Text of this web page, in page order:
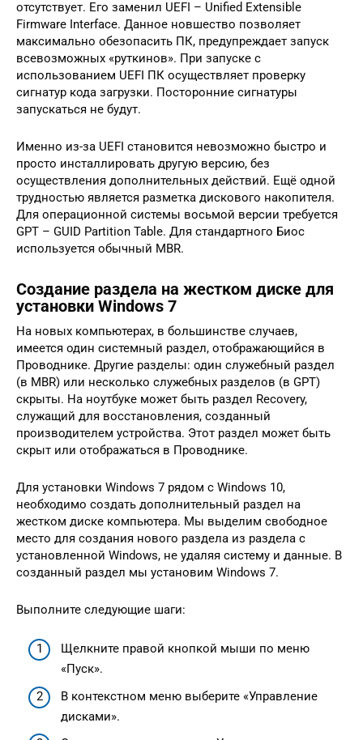
отсутствует. Его заменил UEFI – Unified Extensible
Firmware Interface. Данное новшество позволяет
максимально обезопасить ПК, предупреждает запуск
всевозможных «руткинов». При запуске с
использованием UEFI ПК осуществляет проверку
сигнатур кода загрузки. Посторонние сигнатуры
запускаться не будут.
Именно из-за UEFI становится невозможно быстро и
просто инсталлировать другую версию, без
осуществления дополнительных действий. Ещё одной
трудностью является разметка дискового накопителя.
Для операционной системы восьмой версии требуется
GPT – GUID Partition Table. Для стандартного Биос
используется обычный MBR.
Создание раздела на жестком диске для
установки Windows 7
На новых компьютерах, в большинстве случаев,
имеется один системный раздел, отображающийся в
Проводнике. Другие разделы: один служебный раздел
(в MBR) или несколько служебных разделов (в GPT)
скрыты. На ноутбуке может быть раздел Recovery,
служащий для восстановления, созданный
производителем устройства. Этот раздел может быть
скрыт или отображаться в Проводнике.
Для установки Windows 7 рядом с Windows 10,
необходимо создать дополнительный раздел на
жестком диске компьютера. Мы выделим свободное
место для создания нового раздела из раздела с
установленной Windows, не удаляя систему и данные. В
созданный раздел мы установим Windows 7.
Выполните следующие шаги:
Щелкните правой кнопкой мыши по меню
«Пуск».
В контекстном меню выберите «Управление
дисками».